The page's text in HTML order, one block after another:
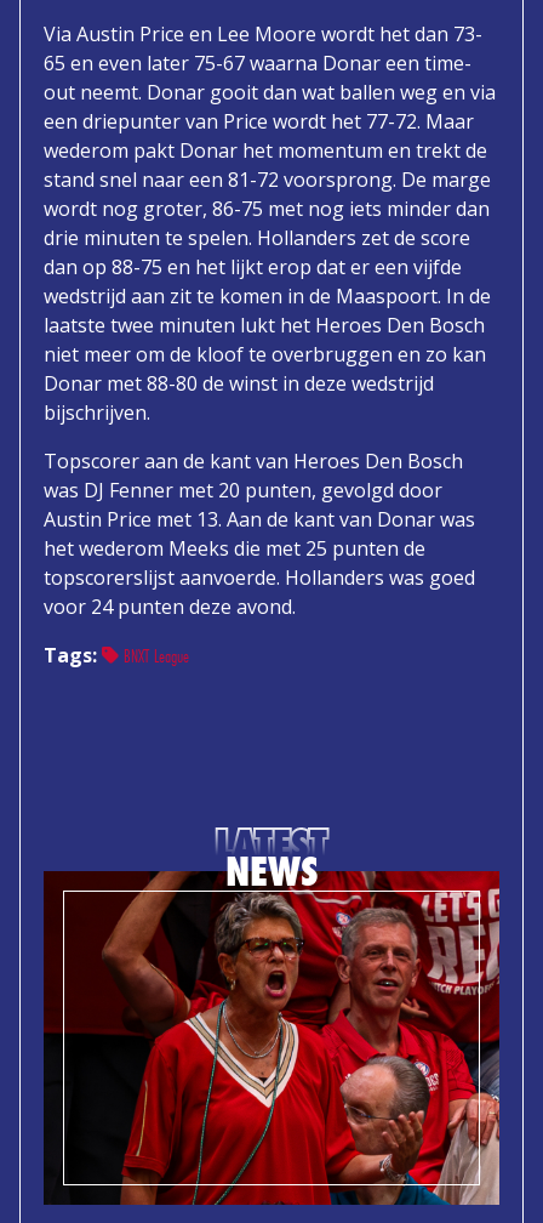
Via Austin Price en Lee Moore wordt het dan 73-
65 en even later 75-67 waarna Donar een time-
out neemt. Donar gooit dan wat ballen weg en via
een driepunter van Price wordt het 77-72. Maar
wederom pakt Donar het momentum en trekt de
stand snel naar een 81-72 voorsprong. De marge
wordt nog groter, 86-75 met nog iets minder dan
drie minuten te spelen. Hollanders zet de score
dan op 88-75 en het lijkt erop dat er een vijfde
wedstrijd aan zit te komen in de Maaspoort. In de
laatste twee minuten lukt het Heroes Den Bosch
niet meer om de kloof te overbruggen en zo kan
Donar met 88-80 de winst in deze wedstrijd
bijschrijven.
Topscorer aan de kant van Heroes Den Bosch
was DJ Fenner met 20 punten, gevolgd door
Austin Price met 13. Aan de kant van Donar was
het wederom Meeks die met 25 punten de
topscorerslijst aanvoerde. Hollanders was goed
voor 24 punten deze avond.
Tags:
BNXT League
LATEST
NEWS